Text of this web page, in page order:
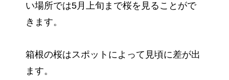
い場所では5月上旬まで桜を見ることがで
きます。
箱根の桜はスポットによって見頃に差が出
ます。